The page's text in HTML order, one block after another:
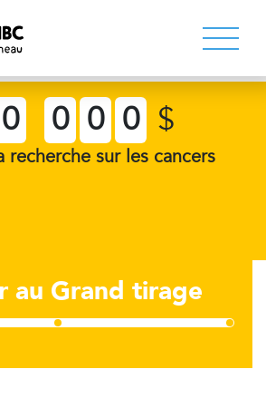
0 0 0 0 $
recherche sur les cancers
au Grand tirage